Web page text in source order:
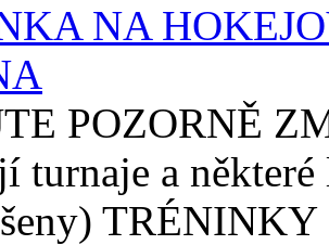
NA
POZORNĚ
turnaje a